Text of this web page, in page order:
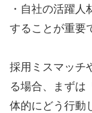
・自社の活躍
することが重要
採用ミスマッチ
る場合、まずは
体的にどう行動